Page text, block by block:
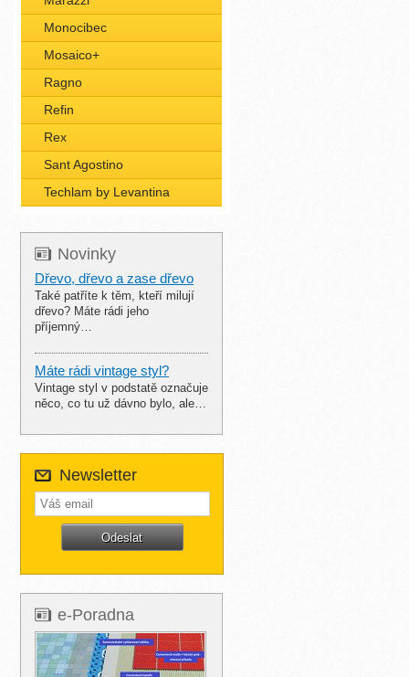
Monocibec
Mosaico+
Ragno
Refin
Rex
Sant Agostino
Techlam by Levantina
Novinky
Dřevo, dřevo a zase dřevo
Také patříte k těm, kteří milují
dřevo? Máte rádi jeho
příjemný…
Máte rádi vintage styl?
Vintage styl v podstatě označuje
něco, co tu už dávno bylo, ale…
Newsletter
e-Poradna